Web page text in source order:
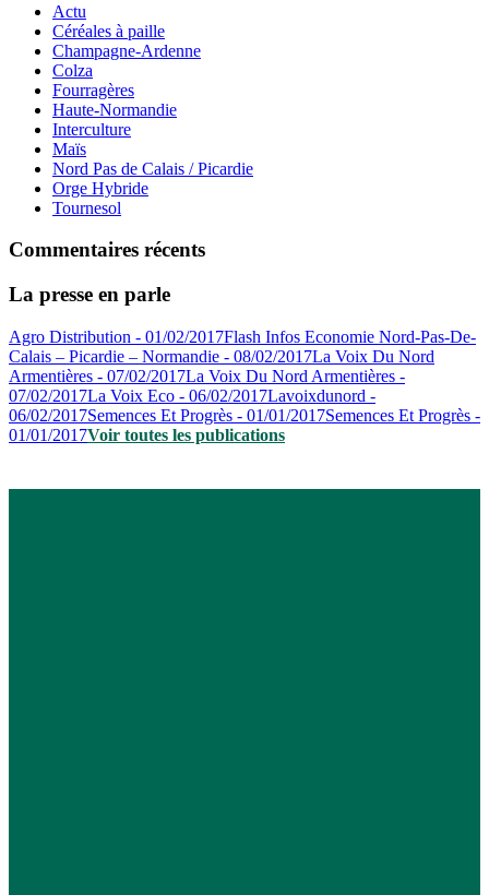
Actu
Céréales à paille
Champagne-Ardenne
Colza
Fourragères
Haute-Normandie
Interculture
Maïs
Nord Pas de Calais / Picardie
Orge Hybride
Tournesol
Commentaires récents
La presse en parle
Agro Distribution - 01/02/2017Flash Infos Economie Nord-Pas-De-
Calais – Picardie – Normandie - 08/02/2017La Voix Du Nord
Armentières - 07/02/2017La Voix Du Nord Armentières -
07/02/2017La Voix Eco - 06/02/2017Lavoixdunord -
06/02/2017Semences Et Progrès - 01/01/2017Semences Et Progrès -
01/01/2017Voir toutes les publications